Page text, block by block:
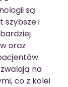
są
szybsze i
oraz
na
co z kolei